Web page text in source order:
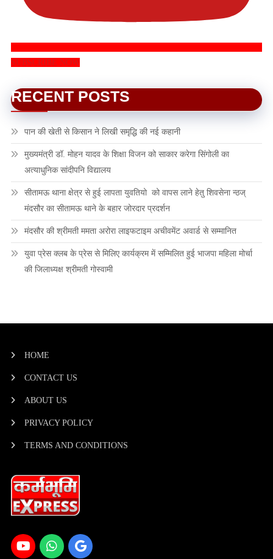
SUBSCRIBE NOW
RECENT POSTS
पान की खेती से किसान ने लिखी समृद्धि की नई कहानी
मुख्यमंत्री डॉ. मोहन यादव के शिक्षा विजन को साकार करेगा सिंगोली का
अत्याधुनिक सांदीपनि विद्यालय
सीतामऊ थाना क्षेत्र से हुई लापता युवतियो को वापस लाने हेतु शिवसेना न्ठज्
मंदसौर का सीतामऊ थाने के बहार जोरदार प्रदर्शन
मंदसौर की श्रीमती ममता अरोरा लाइफटाइम अचीवमेंट अवार्ड से सम्मानित
युवा प्रेस क्लब के प्रेस से मिलिए कार्यक्रम में सम्मिलित हुई भाजपा महिला मोर्चा
की जिलाध्यक्ष श्रीमती गोस्वामी
HOME
CONTACT US
ABOUT US
PRIVACY POLICY
TERMS AND CONDITIONS